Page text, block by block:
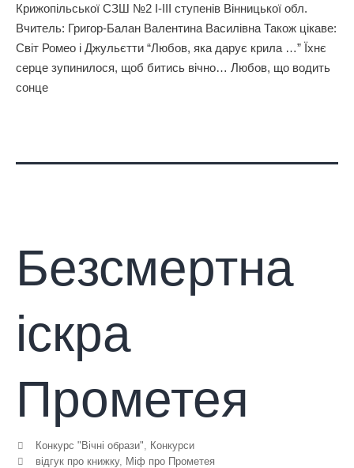
Крижопільської СЗШ №2 І-ІІІ ступенів Вінницької обл.
Вчитель: Григор-Балан Валентина Василівна Також цікаве:
Світ Ромео і Джульєтти “Любов, яка дарує крила …” Їхнє
серце зупинилося, щоб битись вічно… Любов, що водить
сонце
Безсмертна
іскра
Прометея
Конкурс "Вічні образи"
Конкурси
відгук про книжку, Міф про Прометея